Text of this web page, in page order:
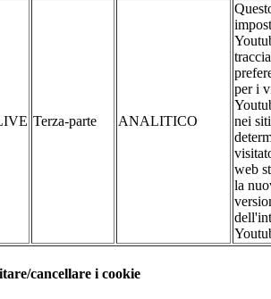
Terza-parte ANALITICO
per i
nei
web
la
cancellare i cookie